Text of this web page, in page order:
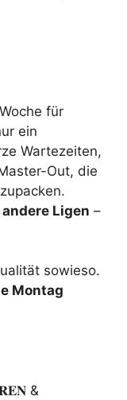
für
ein
Wartezeiten,
Out, die
andere Ligen –
sowieso.
Montag
&